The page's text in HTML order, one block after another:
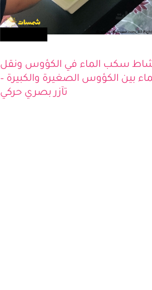
سكب الماء في الكؤوس ونقل
بين الكؤوس الصغيرة والكبيرة –